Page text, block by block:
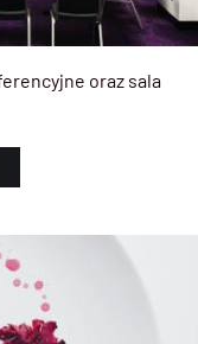
oraz sala